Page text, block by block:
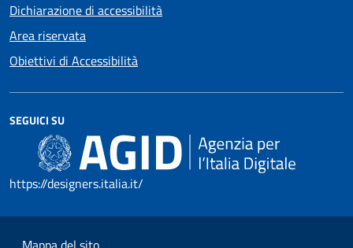
Dichiarazione di accessibilità
Area riservata
Obiettivi di Accessibilità
SEGUICI SU
https://designers.italia.it/